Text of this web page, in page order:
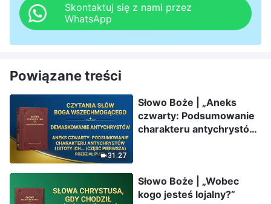
Skontaktuj się z nami przez
WhatsApp
Powiązane treści
31:27
Słowo Boże | „Aneks
czwarty: Podsumowanie
charakteru antychrystów
Słowo Boże | „Wobec
kogo jesteś lojalny?”